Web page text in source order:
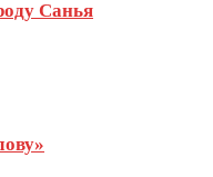
Санья